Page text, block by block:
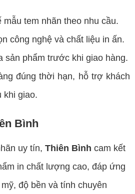
mẫu tem nhãn theo nhu cầu.
công nghệ và chất liệu in ấn.
sản phẩm trước khi giao hàng.
đúng thời hạn, hỗ trợ khách
khi giao.
Bình
uy tín, Thiên Bình cam kết
in chất lượng cao, đáp ứng
độ bền và tính chuyên